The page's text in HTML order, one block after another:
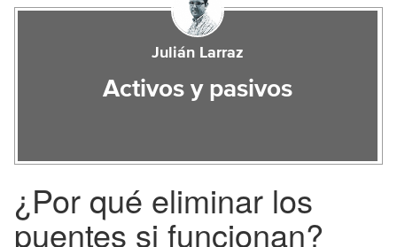
Julián Larraz
Activos y pasivos
¿Por qué eliminar los
puentes si funcionan?